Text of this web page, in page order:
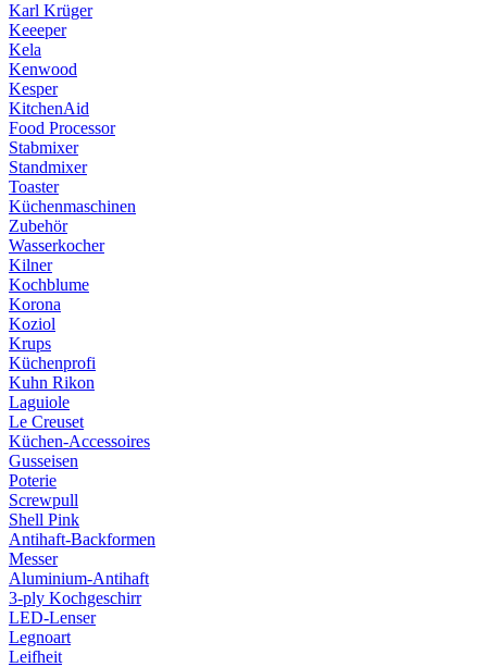
Karl Krüger
Keeeper
Kela
Kenwood
Kesper
KitchenAid
Food Processor
Stabmixer
Standmixer
Toaster
Küchenmaschinen
Zubehör
Wasserkocher
Kilner
Kochblume
Korona
Koziol
Krups
Küchenprofi
Kuhn Rikon
Laguiole
Le Creuset
Küchen-Accessoires
Gusseisen
Poterie
Screwpull
Shell Pink
Antihaft-Backformen
Messer
Aluminium-Antihaft
3-ply Kochgeschirr
LED-Lenser
Legnoart
Leifheit